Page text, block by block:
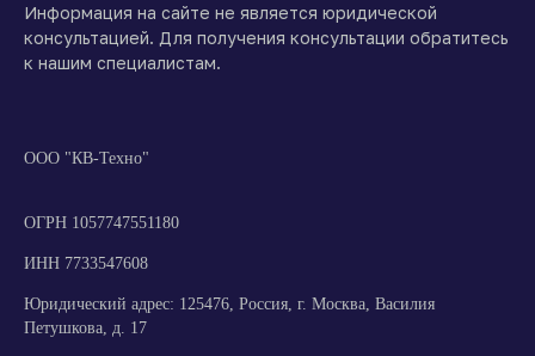
Информация на сайте не является юридической
консультацией. Для получения консультации обратитесь
к нашим специалистам.
ООО "КВ-Техно"
ОГРН 1057747551180
ИНН 7733547608
Юридический адрес: 125476, Россия, г. Москва, Василия
Петушкова, д. 17